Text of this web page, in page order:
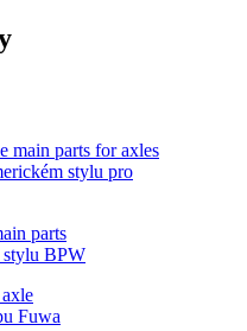
stylu pro
stylu BPW
Fuwa